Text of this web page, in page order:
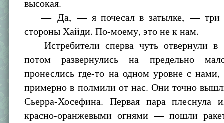
высокая.
— Да, — я почесал в затылке, — три
стороны Хайди. По-моему, это не к нам.
Истребители сперва чуть отвернули в
потом развернулись на предельно
пронеслись где-то на одном уровне с нами,
примерно в полмили от нас. Они точно
Сьерра-Хосефина. Первая пара плеснула
красно-оранжевыми огнями — пошли